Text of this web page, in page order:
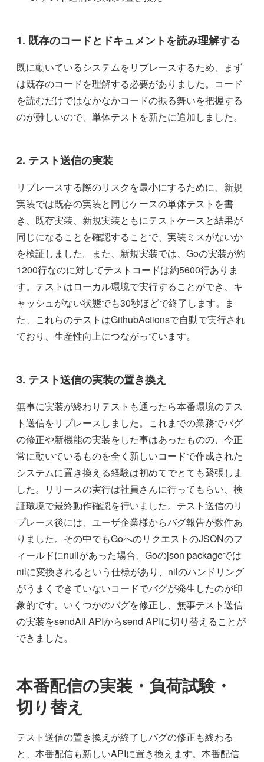
1. 既存のコードとドキュメントを読み理解する
既に動いているシステムをリプレースするため、まず
は既存のコードを理解する必要がありました。コード
を読むだけではなかなかコードの振る舞いを把握する
のが難しいので、単体テストを新たに追加しました。
2. テスト送信の実装
リプレースする際のリスクを最小にするために、新規
実装では既存の実装と同じケースの単体テストを書
き、既存実装、新規実装ともにテストケースと結果が
同じになることを確認することで、実装ミスがないか
を検証しました。また、新規実装では、Goの実装が約
1200行なのに対してテストコードは約5600行ありま
す。テストはローカル環境で実行することができ、キ
ャッシュがない状態でも30秒ほどで終了します。ま
た、これらのテストはGithubActionsで自動で実行され
ており、生産性向上につながっています。
3. テスト送信の実装の置き換え
無事に実装が終わりテストも通ったら本番環境のテス
ト送信をリプレースしました。これまでの業務でバグ
の修正や新機能の実装をした事はあったものの、今正
常に動いているものを全く新しいコードで作成された
システムに置き換える経験は初めてでとても緊張しま
した。リリースの実行は社員さんに行ってもらい、検
証環境で最終動作確認を行いました。テスト送信のリ
プレース後には、ユーザ企業様からバグ報告が数件あ
りました。その中でもGoへのリクエストのJSONのフ
ィールドにnullがあった場合、Goのjson packageでは
nilに変換されるという仕様があり、nilのハンドリング
がうまくできていないコードでバグが発生したのが印
象的です。いくつかのバグを修正し、無事テスト送信
の実装をsendAll APIからsend APIに切り替えることが
できました。
本番配信の実装・負荷試験・
切り替え
テスト送信の置き換えが終了しバグの修正も終わる
と、本番配信も新しいAPIに置き換えます。本番配信